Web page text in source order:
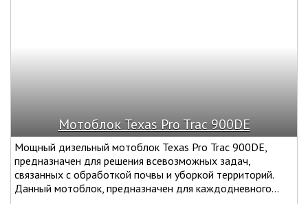
Мотоблок Texas Pro Trac 900DE
Мощный дизельный мотоблок Texas Pro Trac 900DE,
предназначен для решения всевозможных задач,
связанных с обработкой почвы и уборкой территорий.
Данный мотоблок, предназначен для каждодневного...